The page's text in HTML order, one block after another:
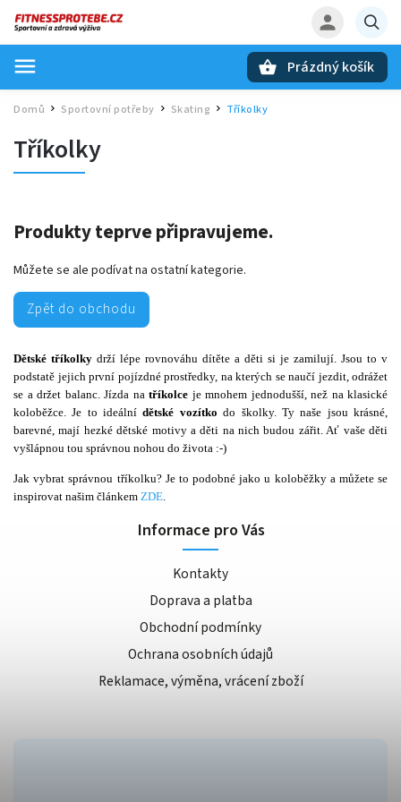
Prázdný košík
Domů / Sportovní potřeby Skating / Tříkolky
Tříkolky
Produkty teprve připravujeme.
Můžete se ale podívat na ostatní kategorie.
Zpět do obchodu
Dětské tříkolky drží lépe rovnováhu dítěte a děti si je zamilují. Jsou to v
podstatě jejich první pojízdné prostředky, na kterých se naučí jezdit, odrážet
se a držet balanc. Jízda na tříkolce je mnohem jednodušší, než na klasické
koloběžce. Je to ideálnídětské vozítko do školky. Ty naše jsou krásné,
barevné, mají hezké dětské motivy a děti na nich budou zářit. Ať vaše děti
vyšlápnou tou správnou nohou do života :-)
Jak vybrat správnou tříkolku? Je to podobné jako u koloběžky a můžete se
inspirovat našim článkem ZDE
Informace pro Vás
Kontakty
Doprava a platba
Obchodní podmínky
Ochrana osobních údajů
Reklamace, výměna, vrácení zboží